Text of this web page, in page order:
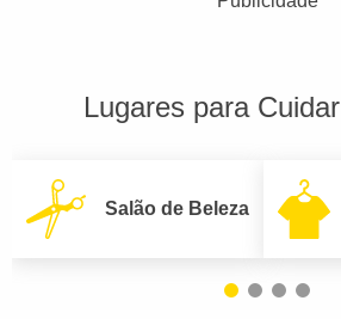
Lugares para
Salão de Beleza